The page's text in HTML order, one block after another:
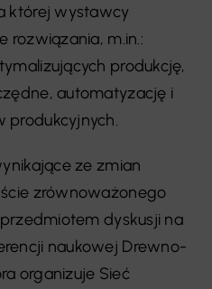
której wystawcy
rozwiązania, m.in.:
produkcję,
automatyzację i
produkcyjnych.
ze zmian
zrównoważonego
dyskusji na
naukowej Drewno-
organizuje Sieć